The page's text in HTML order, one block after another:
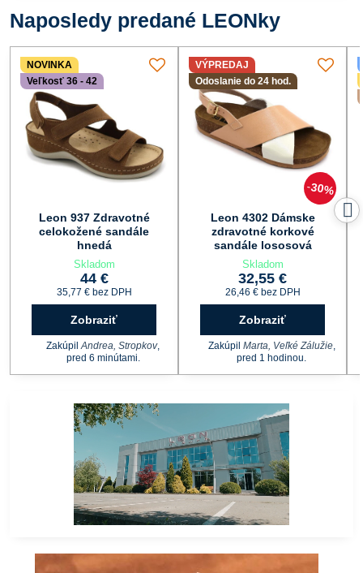
Naposledy predané LEONky
NOVINKA
Veľkosť 36 - 42
Leon 937 Zdravotné
celokožené sandále
hnedá
Skladom
44 €
35,77 € bez DPH
Zobraziť
Zakúpil Andrea, Stropkov,
pred 6 minútami.
30%
VÝPREDAJ
Odoslanie do 24 hod.
Leon 4302 Dámske
zdravotné korkové
sandále lososová
Skladom
32,55 €
26,46 € bez DPH
Zobraziť
Zakúpil Marta, Veľké Zálužie,
pred 1 hodinou.